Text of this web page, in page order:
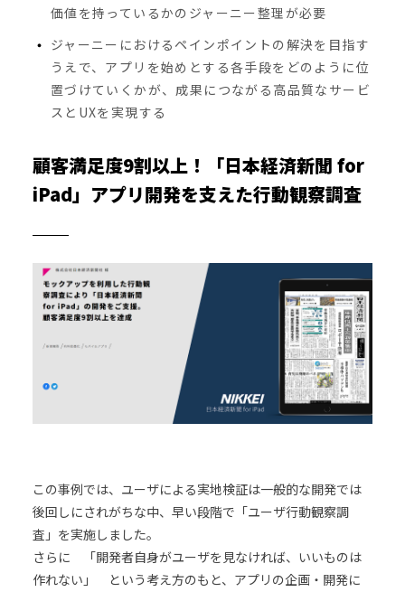
価値を持っているかのジャーニー整理が必要
ジャーニーにおけるペインポイントの解決を目指す
うえで、アプリを始めとする各手段をどのように位
置づけていくかが、成果につながる高品質なサービ
スとUXを実現する
顧客満足度9割以上！「日本経済新聞 for
iPad」アプリ開発を支えた行動観察調査
この事例では、ユーザによる実地検証は一般的な開発では
後回しにされがちな中、早い段階で「ユーザ行動観察調
査」を実施しました。
さらに 「開発者自身がユーザを見なければ、いいものは
作れない」 という考え方のもと、アプリの企画・開発に